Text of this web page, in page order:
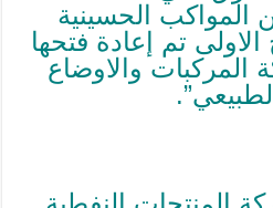
المواكب الحسينية
تم إعادة فتحها
المركبات والاوضاع